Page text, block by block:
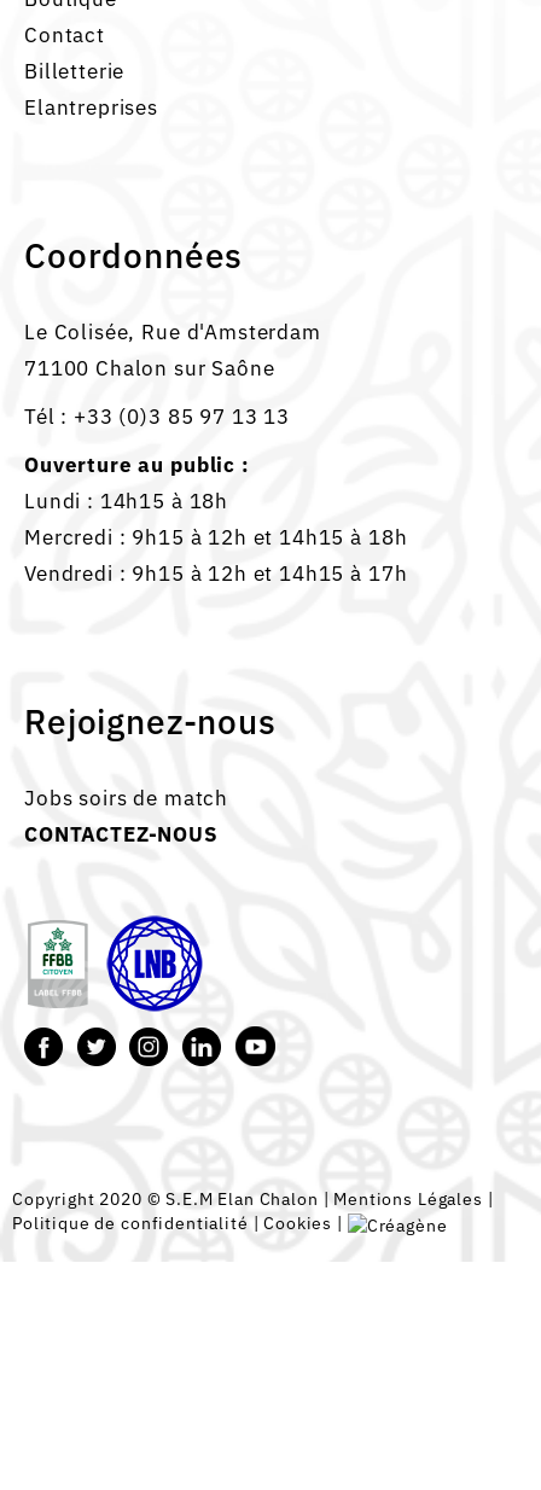
Contact
Billetterie
Elantreprises
Coordonnées
Le Colisée, Rue d'Amsterdam
71100 Chalon sur Saône
Tél : +33 (0)3 85 97 13 13
Ouverture au public :
Lundi : 14h15 à 18h
Mercredi : 9h15 à 12h et 14h15 à 18h
Vendredi : 9h15 à 12h et 14h15 à 17h
Rejoignez-nous
Jobs soirs de match
CONTACTEZ-NOUS
Copyright 2020 © S.E.M Elan Chalon | Mentions Légales |
Politique de confidentialité |Cookies |